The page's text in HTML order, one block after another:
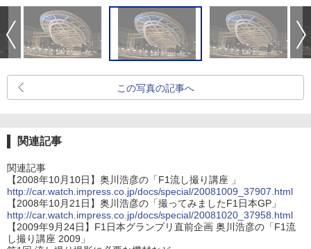
この写真の記事へ
関連記事
関連記事
【2008年10月10日】奥川浩彦の「F1流し撮り講座 」
http://car.watch.impress.co.jp/docs/special/20081009_37907.html
【2008年10月21日】奥川浩彦の「撮ってみましたF1日本GP」
http://car.watch.impress.co.jp/docs/special/20081020_37958.html
【2009年9月24日】F1日本グランプリ直前企画 奥川浩彦の「F1流
し撮り講座 2009」